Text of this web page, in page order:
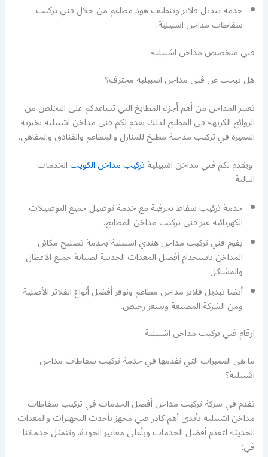
خدمة تبديل فلاتر وتنظيف هود مطاعم من خلال فني تركيب
شفاطات مداخن اشبيلية.
فني متخصص مداخن اشبيلية
هل تبحث عن فني مداخن اشبيلية محترف؟
تعتبر المداخن من أهم أجزاء المطابخ التي تساعدكم على التخلص من
الروائح الكريهة في المطبخ لذلك نقدم لكم فني مداخن اشبيلية بخبرته
المميزة في تركيب مدخنة مطبخ للمنازل والمطاعم والفنادق والمقاهي.
ويقدم لكم فني مداخن اشبيليةتركيب مداخن الكويتالخدمات
التالية:
خدمة تركيب شفاط بحرفية مع خدمة توصيل جميع التوصيلات
الكهربائية عبر فني تركيب مداخن المطابخ.
يقوم فني تركيب مداخن هندي اشبيلية بخدمة تصليح مكائن
المداخن باستخدام أفضل المعدات الحديثة لصيانة جميع الاعطال
والمشاكل.
أيضا تبديل فلاتر مداخن مطاعم ونوفر أفضل أنواع الفلاتر الأصلية
ومن الشركة المصنعة وبسعر رخيص.
ارقام فني تركيب مداخن اشبيلية
ما هي المميزات التي نقدمها في خدمة تركيب شفاطات مداخن
اشبيلية؟
تقدم في شركة تركيب مداخن أفضل الخدمات في تركيب شفاطات
مداخن اشبيلية بأيدي أهم كادر فني مجهز بأحدث التجهيزات والمعدات
الحديثة لتقدم أفضل الخدمات وبأعلى معايير الجودة. وتتمثل خدماتنا
في: